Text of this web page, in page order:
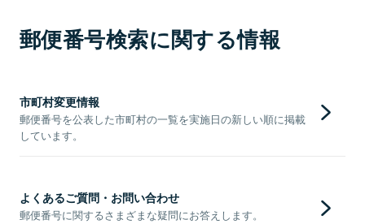
郵便番号検索に関する情報
市町村変更情報
郵便番号を公表した市町村の一覧を実施日の新しい順に掲載
しています。
よくあるご質問・お問い合わせ
郵便番号に関するさまざまな疑問にお答えします。